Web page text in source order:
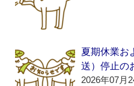
夏期休業お
送）停止の
2026年07月